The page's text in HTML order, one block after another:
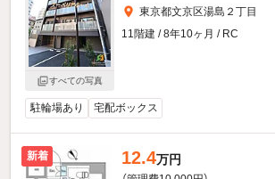
すべての写真
東京都文京区湯島２丁目
11階建 / 8年10ヶ月 / RC
駐輪場あり 宅配ボックス
新着 12.4万円